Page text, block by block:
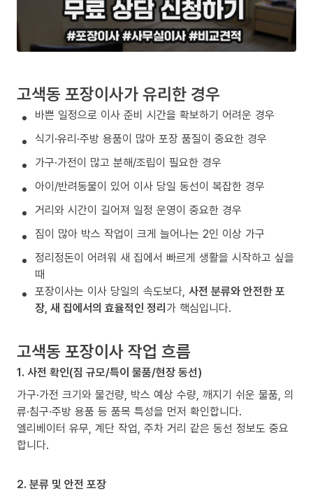
고색동 포장이사가 유리한 경우
바쁜 일정으로 이사 준비 시간을 확보하기 어려운 경우
식기·유리·주방 용품이 많아 포장 품질이 중요한 경우
가구·가전이 많고 분해/조립이 필요한 경우
아이/반려동물이 있어 이사 당일 동선이 복잡한 경우
거리와 시간이 길어져 일정 운영이 중요한 경우
짐이 많아 박스 작업이 크게 늘어나는 2인 이상 가구
정리정돈이 어려워 새 집에서 빠르게 생활을 시작하고 싶을
때
포장이사는 이사 당일의 속도보다, 사전 분류와 안전한 포
장, 새 집에서의 효율적인 정리가 핵심입니다.
고색동 포장이사 작업 흐름
1. 사전 확인(짐 규모/특이 물품/현장 동선)
가구·가전 크기와 물건량, 박스 예상 수량, 깨지기 쉬운 물품, 의
류·침구·주방 용품 등 품목 특성을 먼저 확인합니다.
엘리베이터 유무, 계단 작업, 주차 거리 같은 동선 정보도 중요
합니다.
2. 분류 및 안전 포장